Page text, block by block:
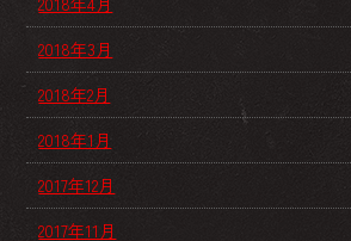
2018年3月
2018年2月
2018年1月
2017年12月
2017年11月